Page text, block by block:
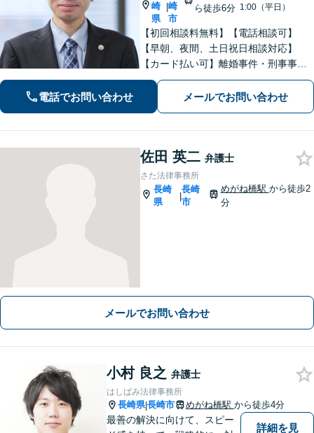
崎
県
|崎
市
ら徒歩6分 1:00（平日）
【初回相談料無料】【電話相談可】
【早朝、夜間、土日祝日相談対応】
【カード払い可】離婚事件・刑事事
件・交通事故の専門弁護士があなたの
お悩みを解決いたします。一人で悩ま
ずに新たな一歩をわたしたちと。
電話でお問い合わせ メールでお問い合わせ
佐田 英二 弁護士
さた法律事務所
長崎
県
|
長崎
市
めがね橋駅 から徒歩2
分
メールでお問い合わせ
小村 良之 弁護士
はしばみ法律事務所
長崎県|長崎市 めがね橋駅 から徒歩4分
最善の解決に向けて、スピー
詳細を見